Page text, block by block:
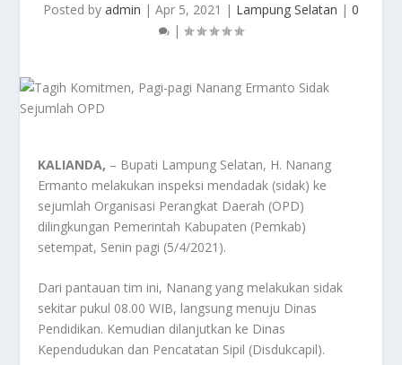
Posted by admin | Apr 5, 2021 | Lampung Selatan | 0
|
KALIANDA, – Bupati Lampung Selatan, H. Nanang
Ermanto melakukan inspeksi mendadak (sidak) ke
sejumlah Organisasi Perangkat Daerah (OPD)
dilingkungan Pemerintah Kabupaten (Pemkab)
setempat, Senin pagi (5/4/2021).
Dari pantauan tim ini, Nanang yang melakukan sidak
sekitar pukul 08.00 WIB, langsung menuju Dinas
Pendidikan. Kemudian dilanjutkan ke Dinas
Kependudukan dan Pencatatan Sipil (Disdukcapil).